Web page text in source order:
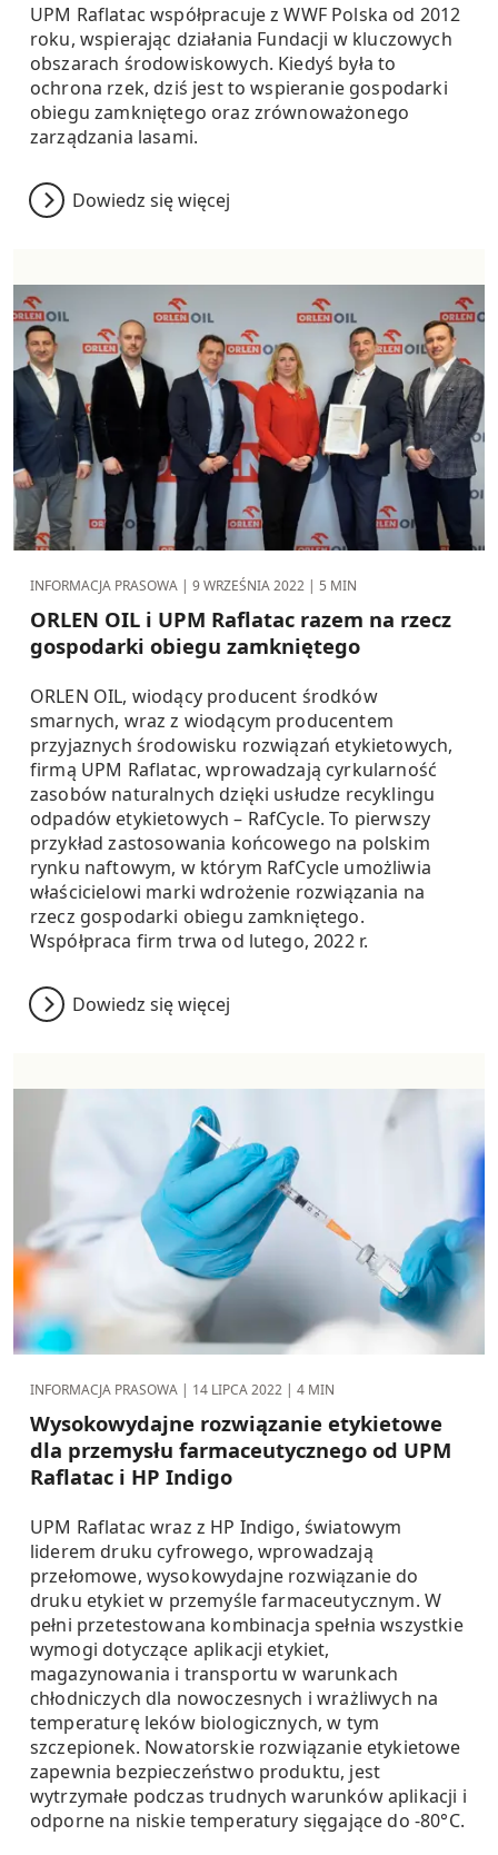
UPM Raflatac współpracuje z WWF Polska od 2012
roku, wspierając działania Fundacji w kluczowych
obszarach środowiskowych. Kiedyś była to
ochrona rzek, dziś jest to wspieranie gospodarki
obiegu zamkniętego oraz zrównoważonego
zarządzania lasami.
Dowiedz się więcej
INFORMACJA PRASOWA | 9 WRZEŚNIA 2022 | 5 MIN
ORLEN OIL i UPM Raflatac razem na rzecz
gospodarki obiegu zamkniętego
ORLEN OIL, wiodący producent środków
smarnych, wraz z wiodącym producentem
przyjaznych środowisku rozwiązań etykietowych,
firmą UPM Raflatac, wprowadzają cyrkularność
zasobów naturalnych dzięki usłudze recyklingu
odpadów etykietowych – RafCycle. To pierwszy
przykład zastosowania końcowego na polskim
rynku naftowym, w którym RafCycle umożliwia
właścicielowi marki wdrożenie rozwiązania na
rzecz gospodarki obiegu zamkniętego.
Współpraca firm trwa od lutego, 2022 r.
Dowiedz się więcej
INFORMACJA PRASOWA | 14 LIPCA 2022 | 4 MIN
Wysokowydajne rozwiązanie etykietowe
dla przemysłu farmaceutycznego od UPM
Raflatac i HP Indigo
UPM Raflatac wraz z HP Indigo, światowym
liderem druku cyfrowego, wprowadzają
przełomowe, wysokowydajne rozwiązanie do
druku etykiet w przemyśle farmaceutycznym. W
pełni przetestowana kombinacja spełnia wszystkie
wymogi dotyczące aplikacji etykiet,
magazynowania i transportu w warunkach
chłodniczych dla nowoczesnych i wrażliwych na
temperaturę leków biologicznych, w tym
szczepionek. Nowatorskie rozwiązanie etykietowe
zapewnia bezpieczeństwo produktu, jest
wytrzymałe podczas trudnych warunków aplikacji i
odporne na niskie temperatury sięgające do -80°C.